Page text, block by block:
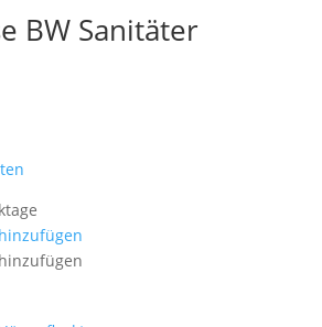
BW Sanitäter